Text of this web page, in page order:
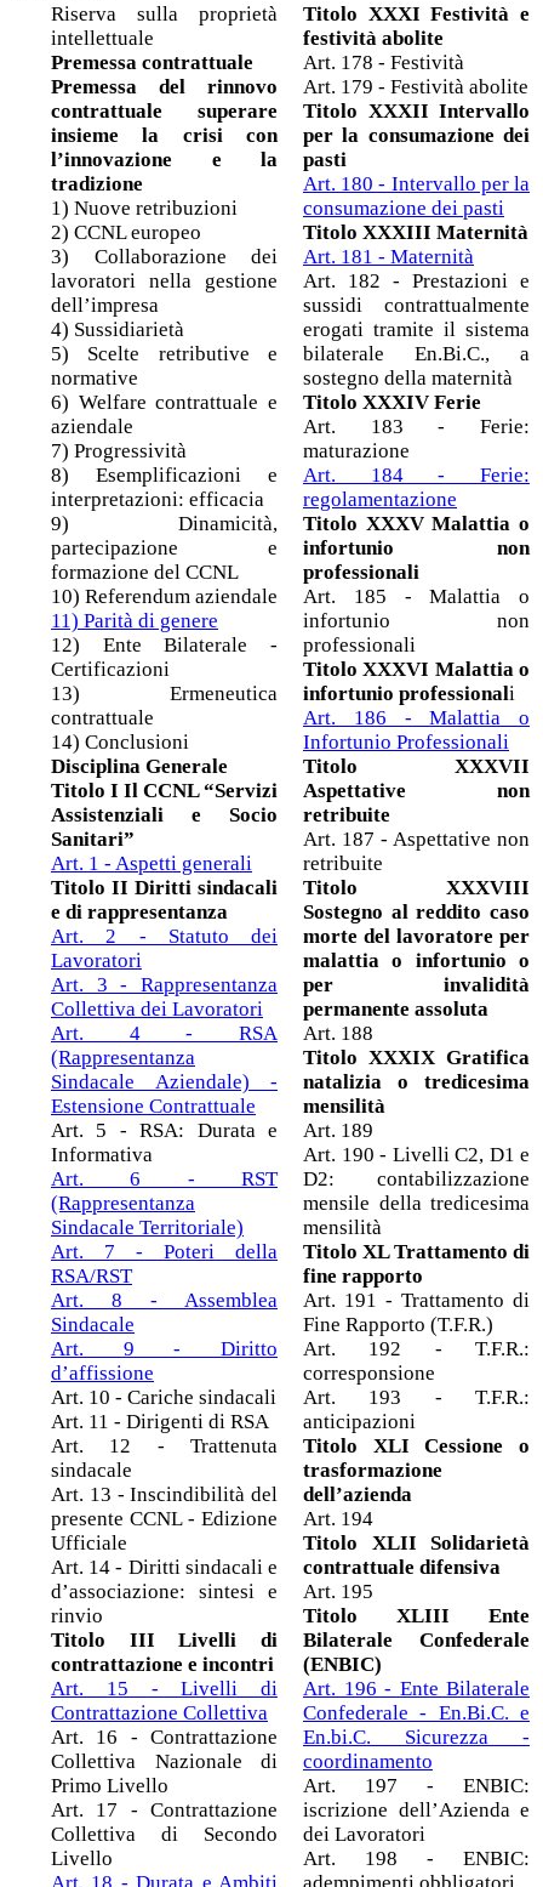
Riserva sulla proprietà
intellettuale
Premessa contrattuale
Premessa del rinnovo
contrattuale superare
insieme la crisi con
l’innovazione e la
tradizione
1) Nuove retribuzioni
2) CCNL europeo
3) Collaborazione dei
lavoratori nella gestione
dell’impresa
4) Sussidiarietà
5) Scelte retributive e
normative
6) Welfare contrattuale e
aziendale
7) Progressività
8) Esemplificazioni e
interpretazioni: efficacia
9) Dinamicità,
partecipazione e
formazione del CCNL
10) Referendum aziendale
11) Parità di genere
12) Ente Bilaterale -
Certificazioni
13) Ermeneutica
contrattuale
14) Conclusioni
Disciplina Generale
Titolo I Il CCNL “Servizi
Assistenziali e Socio
Sanitari”
Art. 1 - Aspetti generali
Titolo II Diritti sindacali
e di rappresentanza
Art. 2 - Statuto dei
Lavoratori
Art. 3 - Rappresentanza
Collettiva dei Lavoratori
Art. 4 - RSA
(Rappresentanza
Sindacale Aziendale) -
Estensione Contrattuale
Art. 5 - RSA: Durata e
Informativa
Art. 6 - RST
(Rappresentanza
Sindacale Territoriale)
Art. 7 - Poteri della
RSA/RST
Art. 8 - Assemblea
Sindacale
Art. 9 - Diritto
d’affissione
Art. 10 - Cariche sindacali
Art. 11 - Dirigenti di RSA
Art. 12 - Trattenuta
sindacale
Art. 13 - Inscindibilità del
presente CCNL - Edizione
Ufficiale
Art. 14 - Diritti sindacali e
d’associazione: sintesi e
rinvio
Titolo III Livelli di
contrattazione e incontri
Art. 15 - Livelli di
Contrattazione Collettiva
Art. 16 - Contrattazione
Collettiva Nazionale di
Primo Livello
Art. 17 - Contrattazione
Collettiva di Secondo
Livello
Art. 18 - Durata e Ambiti
Titolo XXXI Festività e
festività abolite
Art. 178 - Festività
Art. 179 - Festività abolite
Titolo XXXII Intervallo
per la consumazione dei
pasti
Art. 180 - Intervallo per la
consumazione dei pasti
Titolo XXXIII Maternità
Art. 181 - Maternità
Art. 182 - Prestazioni e
sussidi contrattualmente
erogati tramite il sistema
bilaterale En.Bi.C., a
sostegno della maternità
Titolo XXXIV Ferie
Art. 183 - Ferie:
maturazione
Art. 184 - Ferie:
regolamentazione
Titolo XXXV Malattia o
infortunio non
professionali
Art. 185 - Malattia o
infortunio non
professionali
Titolo XXXVI Malattia o
infortunio professionali
Art. 186 - Malattia o
Infortunio Professionali
Titolo XXXVII
Aspettative non
retribuite
Art. 187 - Aspettative non
retribuite
Titolo XXXVIII
Sostegno al reddito caso
morte del lavoratore per
malattia o infortunio o
per invalidità
permanente assoluta
Art. 188
Titolo XXXIX Gratifica
natalizia o tredicesima
mensilità
Art. 189
Art. 190 - Livelli C2, D1 e
D2: contabilizzazione
mensile della tredicesima
mensilità
Titolo XL Trattamento di
fine rapporto
Art. 191 - Trattamento di
Fine Rapporto (T.F.R.)
Art. 192 - T.F.R.:
corresponsione
Art. 193 - T.F.R.:
anticipazioni
Titolo XLI Cessione o
trasformazione
dell’azienda
Art. 194
Titolo XLII Solidarietà
contrattuale difensiva
Art. 195
Titolo XLIII Ente
Bilaterale Confederale
(ENBIC)
Art. 196 - Ente Bilaterale
Confederale - En.Bi.C. e
En.bi.C. Sicurezza -
coordinamento
Art. 197 - ENBIC:
iscrizione dell’Azienda e
dei Lavoratori
Art. 198 - ENBIC:
adempimenti obbligatori